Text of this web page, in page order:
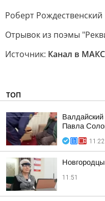
Роберт Рождественский
Отрывок из поэмы
Источник: Канал в
ТОП
Павла
11:22
Новгородцы
11:51